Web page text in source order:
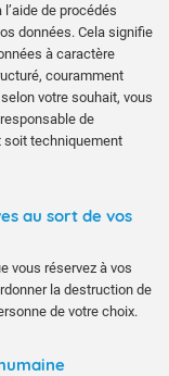
de procédés
données. Cela signifie
à caractère
couramment
votre souhait, vous
de
soit techniquement
au sort de vos
vous réservez à vos
la destruction de
de votre choix.